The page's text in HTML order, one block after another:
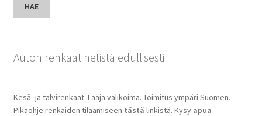
HAE
Auton renkaat netistä edullisesti
Kesä- ja talvirenkaat. Laaja valikoima. Toimitus ympäri Suomen.
Pikaohje renkaiden tilaamiseen tästä linkistä. Kysy apua